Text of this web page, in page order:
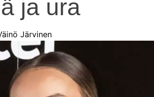
ja ura
Järvinen